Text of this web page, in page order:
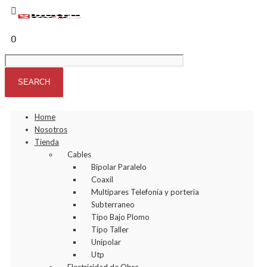
0
Home
Nosotros
Tienda
Cables
Bipolar Paralelo
Coaxil
Multipares Telefonía y porteria
Subterraneo
Tipo Bajo Plomo
Tipo Taller
Unipolar
Utp